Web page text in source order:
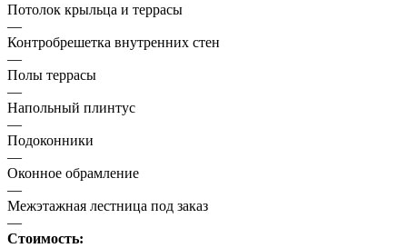
Потолок крыльца и террасы
—
Контробрешетка внутренних стен
—
Полы террасы
—
Напольный плинтус
—
Подоконники
—
Оконное обрамление
—
Межэтажная лестница под заказ
—
Стоимость: